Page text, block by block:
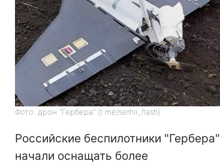
Фото: дрон "Гербера" (t.me/serhii_flash)
Российские беспилотники "Гербера"
начали оснащать более